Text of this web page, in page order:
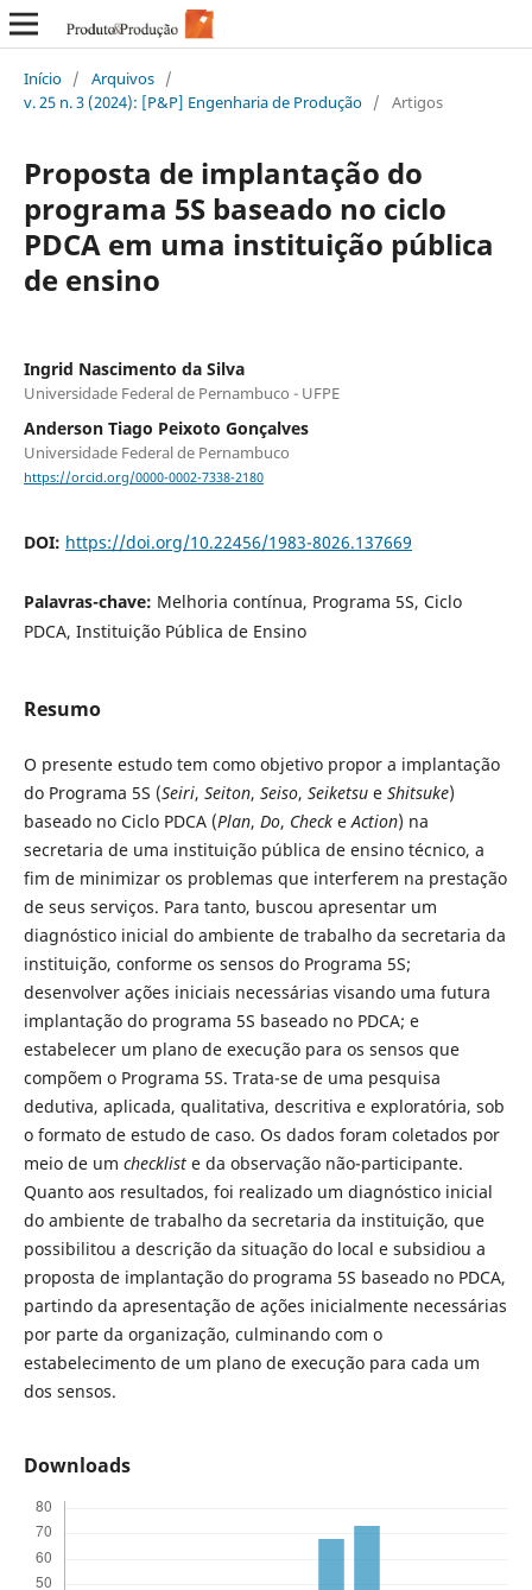
Início / Arquivos /
v. 25 n. 3 (2024): [P&P] Engenharia de Produção / Artigos
Proposta de implantação do
programa 5S baseado no ciclo
PDCA em uma instituição pública
de ensino
Ingrid Nascimento da Silva
Universidade Federal de Pernambuco - UFPE
Anderson Tiago Peixoto Gonçalves
Universidade Federal de Pernambuco
https://orcid.org/0000-0002-7338-2180
DOI: https://doi.org/10.22456/1983-8026.137669
Palavras-chave: Melhoria contínua, Programa 5S, Ciclo
PDCA, Instituição Pública de Ensino
Resumo
O presente estudo tem como objetivo propor a implantação
do Programa 5S (Seiri, Seiton, Seiso, Seiketsue Shitsuke)
baseado no Ciclo PDCA (Plan, Do, CheckeAction) na
secretaria de uma instituição pública de ensino técnico, a
fim de minimizar os problemas que interferem na prestação
de seus serviços. Para tanto, buscou apresentar um
diagnóstico inicial do ambiente de trabalho da secretaria da
instituição, conforme os sensos do Programa 5S;
desenvolver ações iniciais necessárias visando uma futura
implantação do programa 5S baseado no PDCA; e
estabelecer um plano de execução para os sensos que
compõem o Programa 5S. Trata-se de uma pesquisa
dedutiva, aplicada, qualitativa, descritiva e exploratória, sob
o formato de estudo de caso. Os dados foram coletados por
meio de um checkliste da observação não-participante.
Quanto aos resultados, foi realizado um diagnóstico inicial
do ambiente de trabalho da secretaria da instituição, que
possibilitou a descrição da situação do local e subsidiou a
proposta de implantação do programa 5S baseado no PDCA,
partindo da apresentação de ações inicialmente necessárias
por parte da organização, culminando com o
estabelecimento de um plano de execução para cada um
dos sensos.
Downloads